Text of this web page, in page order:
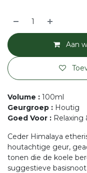
Aan
Volume : 100ml
Geurgroep : Houtig
Goed Voor : Relaxing
Ceder Himalaya
houtachtige geur,
tonen die de koele
suggestieve